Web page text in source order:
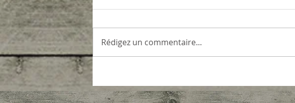
Rédigez un commentaire...